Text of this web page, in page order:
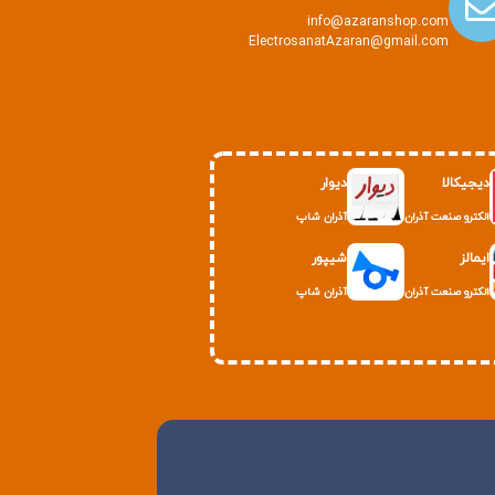
info@azaranshop.com
ElectrosanatAzaran@gmail.com
دیجیکالا
الکترو صنعت آذران
دیوار
آذران شاپ
ایمالز
الکترو صنعت آذران
شیپور
آذران شاپ